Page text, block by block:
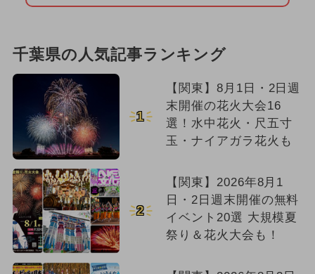
千葉県の人気記事ランキング
1
【関東】8月1日・2日週
末開催の花火大会16
選！水中花火・尺五寸
玉・ナイアガラ花火も
2
【関東】2026年8月1
日・2日週末開催の無料
イベント20選 大規模夏
祭り＆花火大会も！